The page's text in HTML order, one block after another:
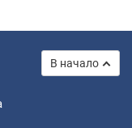
В начало